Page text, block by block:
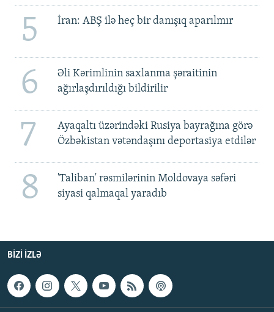
5 İran: ABŞ ilə heç bir danışıq aparılmır
6
Əli Kərimlinin saxlanma şəraitinin
ağırlaşdırıldığı bildirilir
7
Ayaqaltı üzərindəki Rusiya bayrağına görə
Özbəkistan vətəndaşını deportasiya etdilər
8
'Taliban' rəsmilərinin Moldovaya səfəri
siyasi qalmaqal yaradıb
BIZI IZLƏ